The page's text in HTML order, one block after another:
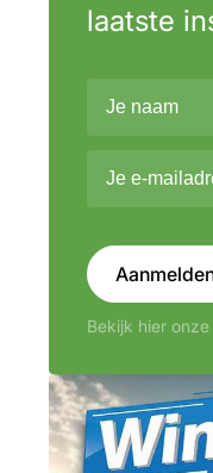
laatste
Bekijk hier